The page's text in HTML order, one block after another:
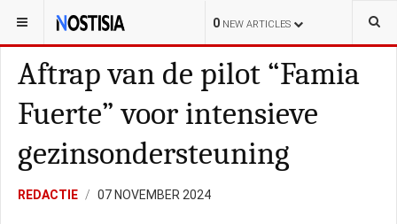
0 NEW ARTICLES
YOU ARE HERE: BONAIRE
Aftrap van de pilot “Famia
Fuerte” voor intensieve
gezinsondersteuning
REDACTIE 07 NOVEMBER 2024